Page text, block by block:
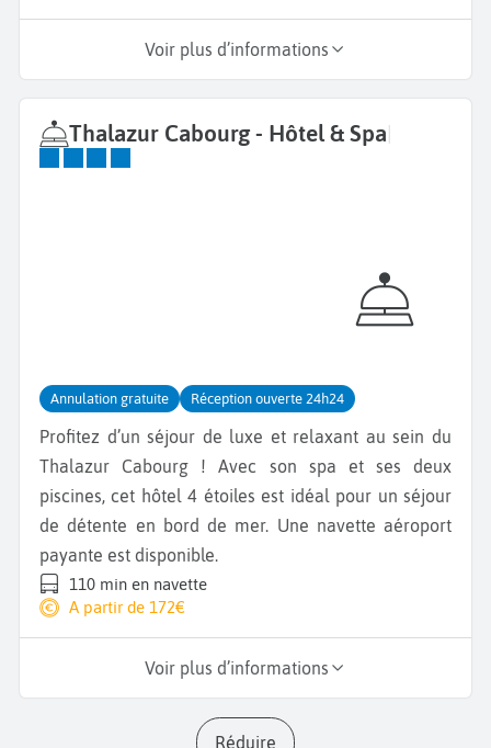
Voir plus d’informations
Thalazur Cabourg - Hôtel & Spa|
Annulation gratuite Réception ouverte 24h24
Profitez d’un séjour de luxe et relaxant au sein du
Thalazur Cabourg ! Avec son spa et ses deux
piscines, cet hôtel 4 étoiles est idéal pour un séjour
de détente en bord de mer. Une navette aéroport
payante est disponible.
110 min en navette
A partir de 172€
Voir plus d’informations
Réduire